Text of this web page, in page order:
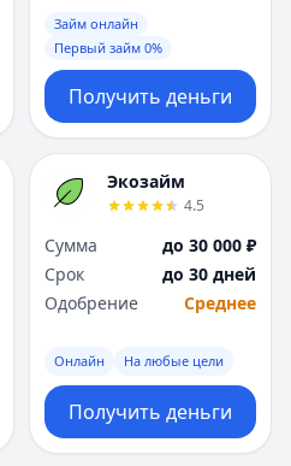
Займ онлайн
Первый займ 0%
Получить деньги
Экозайм
4.5
Сумма
до 30 000 ₽
Срок
до 30 дней
Одобрение
Среднее
Онлайн На любые цели
Получить деньги